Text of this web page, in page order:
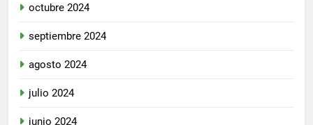
octubre 2024
septiembre 2024
agosto 2024
julio 2024
junio 2024